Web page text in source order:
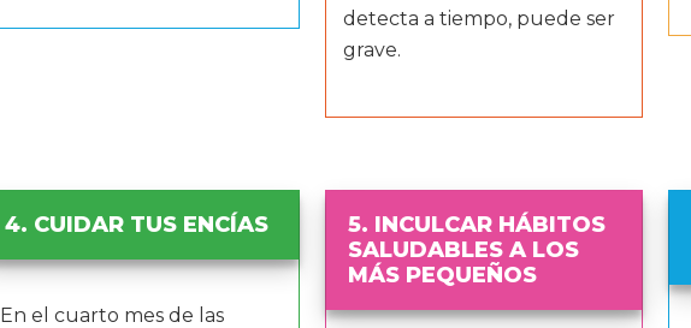
detecta a tiempo, puede ser
grave.
4. CUIDAR TUS ENCÍAS
En el cuarto mes de las
5. INCULCAR HÁBITOS
SALUDABLES A LOS
MÁS PEQUEÑOS